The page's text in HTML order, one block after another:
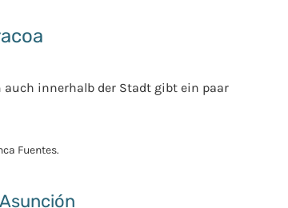
innerhalb der Stadt gibt ein paar